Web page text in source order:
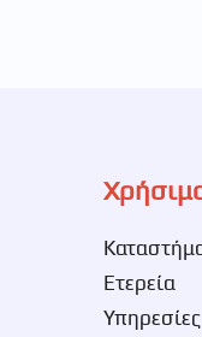
Ετερεία
Υπηρεσίες